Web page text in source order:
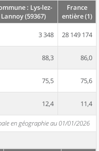
: Lys-lez-
Lannoy (59367)
France
entière (1)
3 348 28 149 174
88,3 86,0
75,5 75,6
12,4 11,4
en géographie au 01/01/2026